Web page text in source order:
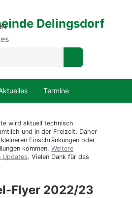
Delingsdorf
Termine
wird aktuell technisch
und in der Freizeit. Daher
Einschränkungen oder
kommen. Weitere
Updates. Vielen Dank für das
Flyer 2022/23